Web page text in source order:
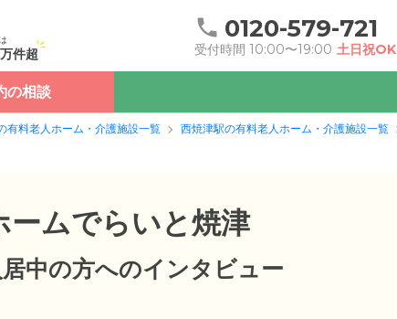
件超
0120-579-721
受付時間 10:00〜19:00 土日祝OK
の相談
有料老人ホーム・介護施設一覧 西焼津駅の有料老人ホーム・介護施設一覧
ームでらいと焼津
中の方へのインタビュー